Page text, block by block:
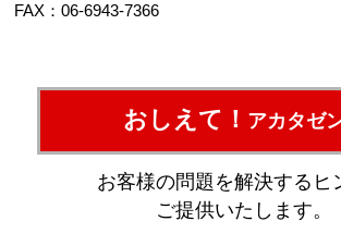
FAX：06-6943-7366
おしえて！ アカタゼ
お客様の問題を解決するヒ
ご提供いたします。